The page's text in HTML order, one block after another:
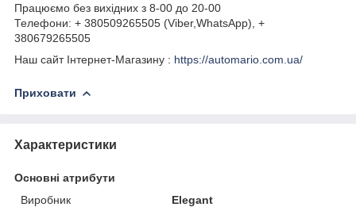
Працюємо без вихідних з 8-00 до 20-00
Телефони: + 380509265505 (Viber,WhatsApp), +
380679265505
Наш сайт Інтернет-Магазину : https://automario.com.ua/
Приховати
Характеристики
Основні атрибути
Виробник
Elegant